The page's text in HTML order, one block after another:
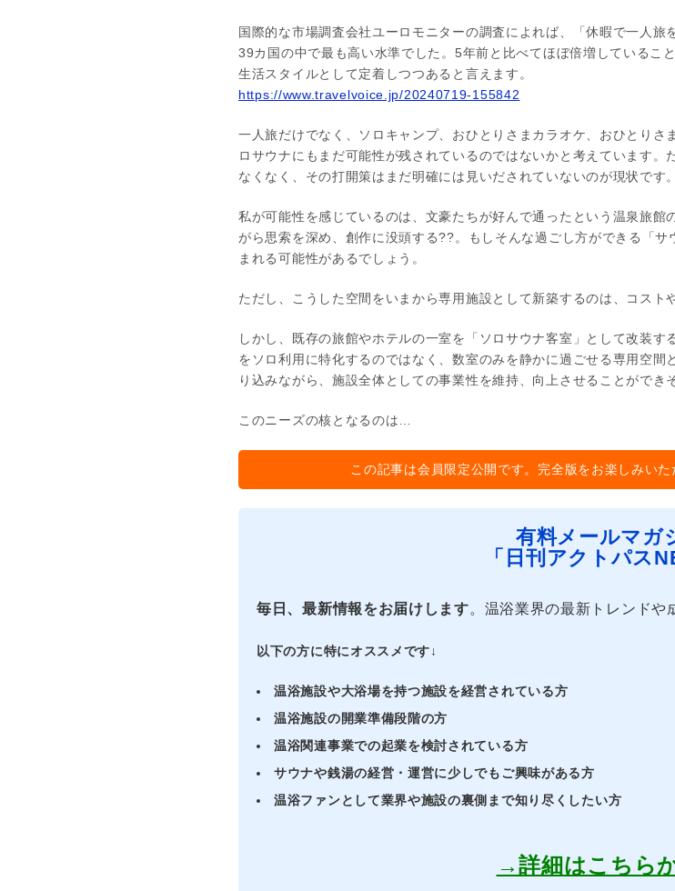
国際的な市場調査会社ユーロモニターの調査によれば、「休暇で一人
39カ国の中で最も高い水準でした。5年前と比べてほぼ倍増しているこ
生活スタイルとして定着しつつあると言えます。
https://www.travelvoice.jp/20240719-155842
一人旅だけでなく、ソロキャンプ、おひとりさまカラオケ、おひとりさ
ロサウナにもまだ可能性が残されているのではないかと考えています
なくなく、その打開策はまだ明確には見いだされていないのが現状です。
私が可能性を感じているのは、文豪たちが好んで通ったという温泉旅
がら思索を深め、創作に没頭する??。もしそんな過ごし方ができる「
まれる可能性があるでしょう。
ただし、こうした空間をいまから専用施設として新築するのは、コスト
しかし、既存の旅館やホテルの一室を「ソロサウナ客室」として改装
をソロ利用に特化するのではなく、数室のみを静かに過ごせる専用空間
り込みながら、施設全体としての事業性を維持、向上させることができ
このニーズの核となるのは…
この記事は会員限定公開です。完全版をお楽しみいた
有料メールマガ
「日刊アクトパス
毎日、最新情報をお届けします。温浴業界の最新トレンドや
以下の方に特にオススメです↓
温浴施設や大浴場を持つ施設を経営されている方
温浴施設の開業準備段階の方
温浴関連事業での起業を検討されている方
サウナや銭湯の経営・運営に少しでもご興味がある方
温浴ファンとして業界や施設の裏側まで知り尽くしたい方
→詳細はこちら